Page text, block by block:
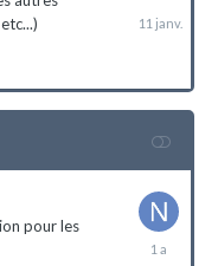
pour les
14